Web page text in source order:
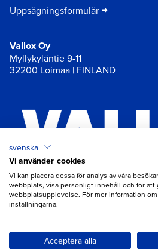
Uppsägningsformulär
Vallox Oy
Myllykyläntie 9-11
32200 Loimaa | FINLAND
Chat
svenska
Vi använder cookies
Vi kan placera dessa för analys av våra
webbplats, visa personligt innehåll och för att
webbplatsupplevelse. För mer information
inställningarna.
Acceptera alla